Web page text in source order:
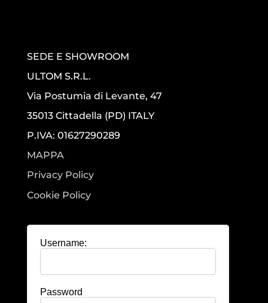
SEDE E SHOWROOM
ULTOM S.R.L.
Via Postumia di Levante, 47
35013 Cittadella (PD) ITALY
P.IVA: 01627290289
MAPPA
Privacy Policy
Cookie Policy
Username:
Password